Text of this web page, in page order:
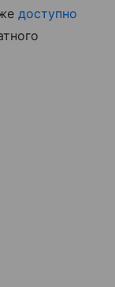
доступно